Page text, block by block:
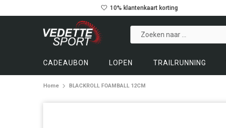
10% klantenkaart korting
CADEAUBON LOPEN TRAILRUNNING
Home BLACKROLL FOAMBALL 12CM